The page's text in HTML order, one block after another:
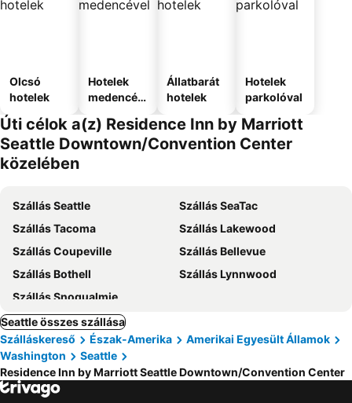
Olcsó
hotelek
Hotelek
medencév
Állatbarát
hotelek
Hotelek
parkolóval
Úti célok a(z) Residence Inn by Marriott
Seattle Downtown/Convention Center
közelében
Szállás Seattle
Szállás SeaTac
Szállás Tacoma
Szállás Lakewood
Szállás Coupeville
Szállás Bellevue
Szállás Bothell
Szállás Lynnwood
Szállás Snoqualmie
Seattle összes szállása
Szálláskereső
Észak-Amerika
Amerikai Egyesült Államok
Washington
Seattle
Residence Inn by Marriott Seattle Downtown/Convention Center